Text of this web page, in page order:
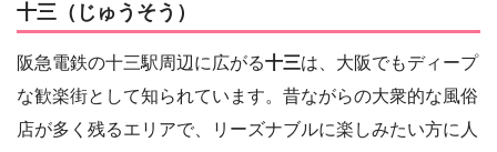
十三（じゅうそう）
阪急電鉄の十三駅周辺に広がる十三は、大阪でもディープ
な歓楽街として知られています。昔ながらの大衆的な風俗
店が多く残るエリアで、リーズナブルに楽しみたい方に人